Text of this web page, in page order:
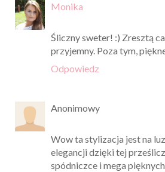
Monika
Śliczny sweter! :) Zresztą
przyjemny. Poza tym,
Odpowiedz
Anonimowy
Wow ta stylizacja jest na
elegancji dzięki tej
spódniczce i mega